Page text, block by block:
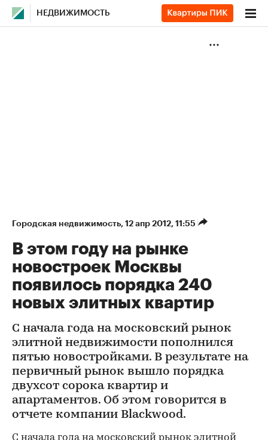
НЕДВИЖИМОСТЬ
Городская недвижимость⁠, 12 апр 2012, 11:55
В этом году на рынке
новостроек Москвы
появилось порядка 240
новых элитных квартир
С начала года на московский рынок
элитной недвижимости пополнился
пятью новостройками. В результате на
первичный рынок вышло порядка
двухсот сорока квартир и
апартаментов. Об этом говорится в
отчете компании Blackwood.
С начала года на московский рынок элитной